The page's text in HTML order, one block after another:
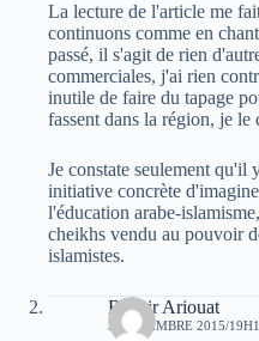
La lecture de l'article me
continuons comme en
passé, il s'agit de rien
commerciales, j'ai rien
inutile de faire du tapage
fassent dans la région, je le
Je constate seulement qu'il
initiative concrète
l'éducation arabe-
cheikhs vendu au pouvoir
islamistes.
Bachir Ariouat
3 NOVEMBRE 2015/